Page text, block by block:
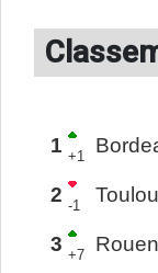
1 +1
2 -1
3 +7 Rouen